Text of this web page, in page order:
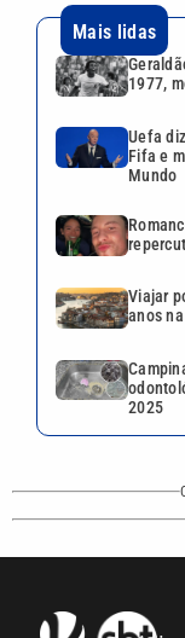
Mais lidas
1977,
Uefa
Fifa e
Mundo
Viajar
anos
2025